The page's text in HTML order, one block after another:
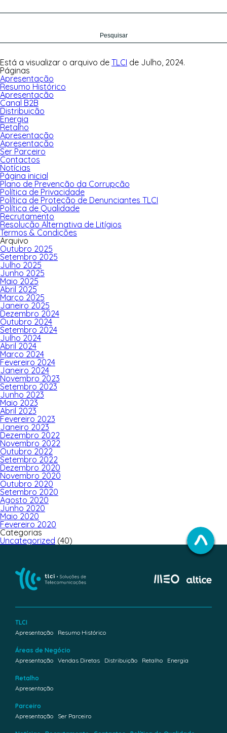
por:
Está a visualizar o arquivo de TLCI de Julho, 2024.
Páginas
Apresentação
Resumo Histórico
Apresentação
Canal B2B
Distribuição
Energia
Retalho
Apresentação
Apresentação
Ser Parceiro
Contactos
Notícias
Página inicial
Plano de Prevenção da Corrupção
Política de Privacidade
Política de Proteção de Denunciantes TLCI
Política de Qualidade
Recrutamento
Resolução Alternativa de Litígios
Termos & Condições
Arquivo
Outubro 2025
Setembro 2025
Julho 2025
Junho 2025
Maio 2025
Abril 2025
Março 2025
Janeiro 2025
Dezembro 2024
Outubro 2024
Setembro 2024
Julho 2024
Abril 2024
Março 2024
Fevereiro 2024
Janeiro 2024
Novembro 2023
Setembro 2023
Junho 2023
Maio 2023
Abril 2023
Fevereiro 2023
Janeiro 2023
Dezembro 2022
Novembro 2022
Outubro 2022
Setembro 2022
Dezembro 2020
Novembro 2020
Outubro 2020
Setembro 2020
Agosto 2020
Junho 2020
Maio 2020
Fevereiro 2020
Categorias
Uncategorized (40)
TLCI
Apresentação
Resumo Histórico
Áreas de Negócio
Apresentação Vendas Diretas Distribuição Retalho Energia
Retalho
Apresentação
Parceiro
Apresentação
Ser Parceiro